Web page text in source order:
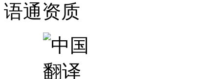
语通资质